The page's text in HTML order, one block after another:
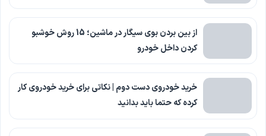
از بین بردن بوی سیگار در ماشین؛ 15 روش خوشبو
کردن داخل خودرو
خرید خودروی دست دوم | نکاتی برای خرید خودروی کار
کرده که حتما باید بدانید